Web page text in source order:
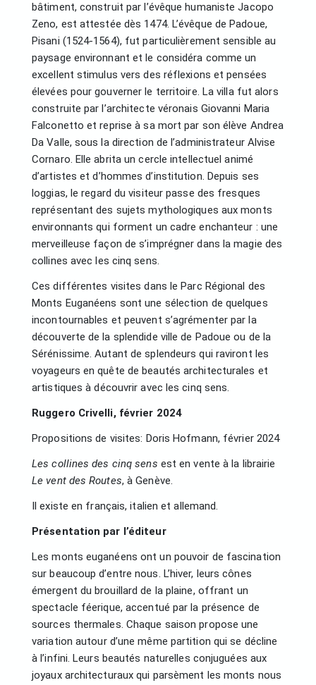
bâtiment, construit par l’évêque humaniste Jacopo
Zeno, est attestée dès 1474. L’évêque de Padoue,
Pisani (1524-1564), fut particulièrement sensible au
paysage environnant et le considéra comme un
excellent stimulus vers des réflexions et pensées
élevées pour gouverner le territoire. La villa fut alors
construite par l’architecte véronais Giovanni Maria
Falconetto et reprise à sa mort par son élève Andrea
Da Valle, sous la direction de l’administrateur Alvise
Cornaro. Elle abrita un cercle intellectuel animé
d’artistes et d’hommes d’institution. Depuis ses
loggias, le regard du visiteur passe des fresques
représentant des sujets mythologiques aux monts
environnants qui forment un cadre enchanteur : une
merveilleuse façon de s’imprégner dans la magie des
collines avec les cinq sens.
Ces différentes visites dans le Parc Régional des
Monts Euganéens sont une sélection de quelques
incontournables et peuvent s’agrémenter par la
découverte de la splendide ville de Padoue ou de la
Sérénissime. Autant de splendeurs qui raviront les
voyageurs en quête de beautés architecturales et
artistiques à découvrir avec les cinq sens.
Ruggero Crivelli, février 2024
Propositions de visites: Doris Hofmann, février 2024
Les collines des cinq sens est en vente à la librairie
Le vent des Routes, à Genève.
Il existe en français, italien et allemand.
Présentation par l’éditeur
Les monts euganéens ont un pouvoir de fascination
sur beaucoup d’entre nous. L’hiver, leurs cônes
émergent du brouillard de la plaine, offrant un
spectacle féerique, accentué par la présence de
sources thermales. Chaque saison propose une
variation autour d’une même partition qui se décline
à l’infini. Leurs beautés naturelles conjuguées aux
joyaux architecturaux qui parsèment les monts nous